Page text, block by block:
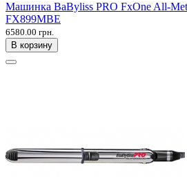
Машинка BaByliss PRO FxOne All-
FX899MBE
6580.00 грн.
В корзину